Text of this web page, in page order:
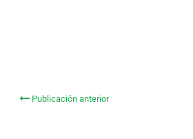
Publicación anterior